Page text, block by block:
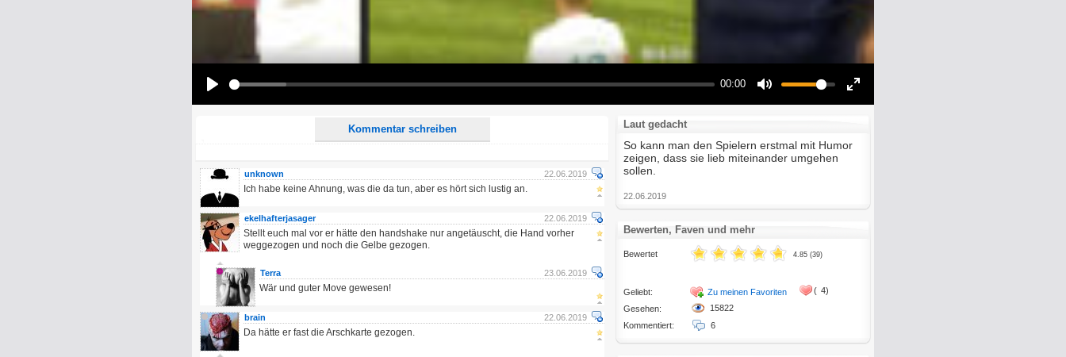
00:00
Kommentar schreiben
URLs werden automatisch umgewandelt. Bitte verwende "www." oder "http://" in URLs
Ich möchte eine E-Mail, wenn auf dieser Seite weitere Kommentare erscheinen.
22.06.2019
unknown
Ich habe keine Ahnung, was die da tun, aber es hört sich lustig an.
22.06.2019
ekelhafterjasager
Stellt euch mal vor er hätte den handshake nur angetäuscht, die Hand vorher
weggezogen und noch die Gelbe gezogen.
23.06.2019
Terra
Wär und guter Move gewesen!
22.06.2019
brain
Da hätte er fast die Arschkarte gezogen.
Laut gedacht
So kann man den Spielern erstmal mit Humor
zeigen, dass sie lieb miteinander umgehen
sollen.
22.06.2019
Bewerten, Faven und mehr
Bewertet
Geliebt:
Gesehen:
Kommentiert:
4.85 (39)
Zu meinen Favoriten
15822
6
( 4)